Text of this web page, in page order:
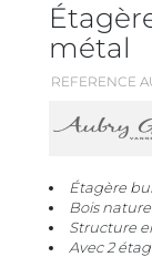
métal
REFERENCE
Étagère
Bois
Structure
Avec 2